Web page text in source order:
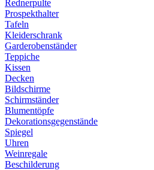
Rednerpulte
Prospekthalter
Tafeln
Kleiderschrank
Garderobenständer
Teppiche
Kissen
Decken
Bildschirme
Schirmständer
Blumentöpfe
Dekorationsgegenstände
Spiegel
Uhren
Weinregale
Beschilderung